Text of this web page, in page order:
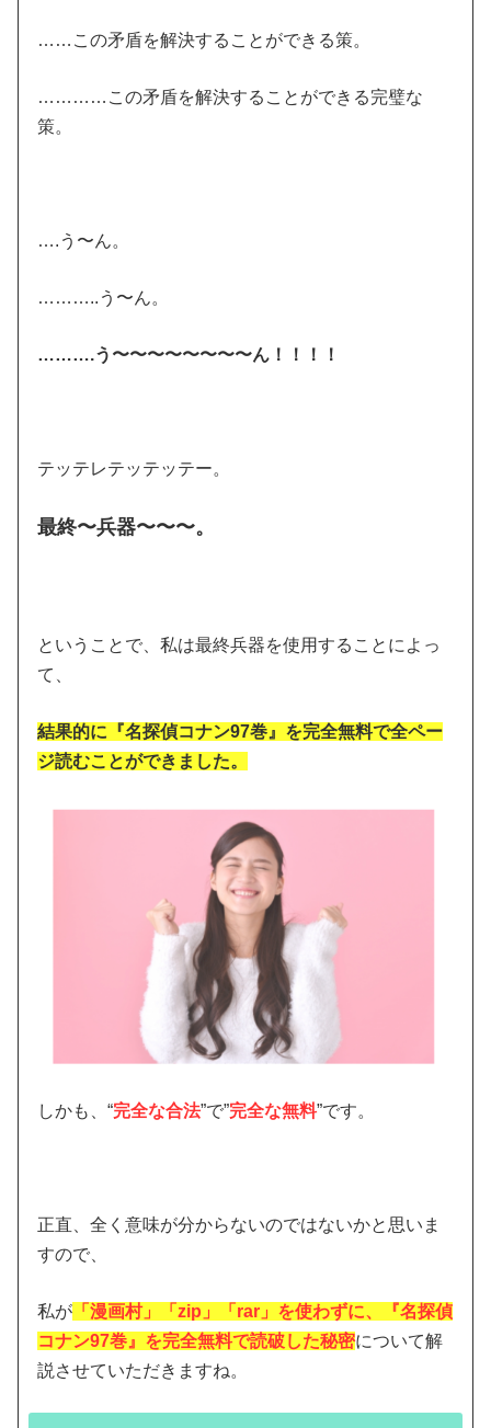
……この矛盾を解決することができる策。
…………この矛盾を解決することができる完璧な
策。
….う〜ん。
………..う〜ん。
……….う〜〜〜〜〜〜〜〜ん！！！！
テッテレテッテッテー。
最終〜兵器〜〜〜。
ということで、私は最終兵器を使用することによっ
て、
結果的に『名探偵コナン97巻』を完全無料で全ペー
ジ読むことができました。
しかも、“完全な合法”で”完全な無料”です。
正直、全く意味が分からないのではないかと思いま
すので、
私が 「漫画村」「zip」「rar」を使わずに、『名探偵
コナン97巻』を完全無料で読破した秘密について解
説させていただきますね。